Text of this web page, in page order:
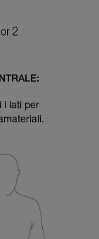
i lati per